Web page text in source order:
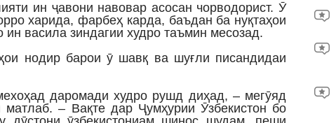
ин ҷавони навовар асосан чорводорист. Ӯ
харида, фарбеҳ карда, баъдан ба нуқтаҳои
ин васила зиндагии худро таъмин месозад.
нодир барои ӯ шавқ ва шуғли писандидаи
даромади худро рушд диҳад, – мегӯяд
матлаб. – Вақте дар Ҷумҳурии Ӯзбекистон бо